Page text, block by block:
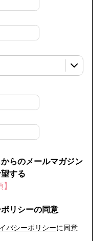
らのメールマガジン
する
】
リシーの同意
バシーポリシーに同意